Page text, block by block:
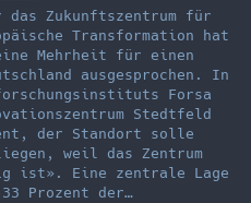
das Zukunftszentrum für
Transformation hat
Mehrheit für einen
ausgesprochen. In
Forsa
Stedtfeld
der Standort solle
weil das Zentrum
ist». Eine zentrale Lage
Prozent der…